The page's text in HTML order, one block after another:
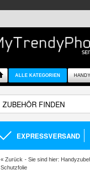
ALLE KATEGORIEN
EXPRESSVERSAND
« Zurück - Sie sind hier:
Schutzfolie